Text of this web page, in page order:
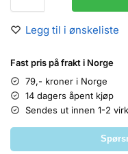
Legg til i ønskeliste
Fast pris på frakt i Norge
79,- kroner i Norge
14 dagers åpent kjøp
Sendes ut innen 1-2